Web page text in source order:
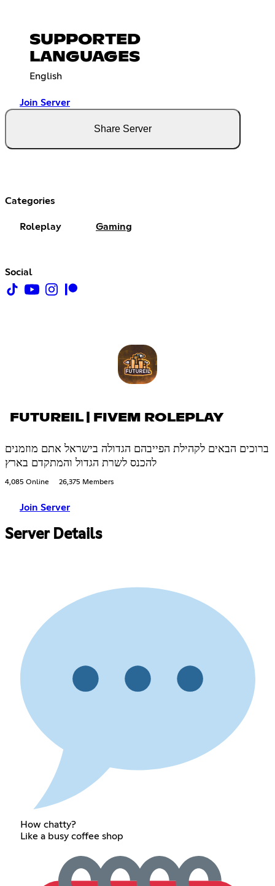
SUPPORTED
LANGUAGES
English
Join Server
Share Server
Categories
Roleplay Gaming
Social
FUTUREIL | FIVEM ROLEPLAY
ברוכים הבאים לקהילת הפייבהם הגדולה בישראל אתם מוזמנים
להכנס לשרת הגדול והמתקדם בארץ
4,085 Online 26,375 Members
Join Server
Server Details
How chatty?
Like a busy coffee shop